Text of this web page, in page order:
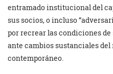
entramado institucional del
sus socios, o incluso
por recrear las condiciones
ante cambios sustanciales
contemporáneo.